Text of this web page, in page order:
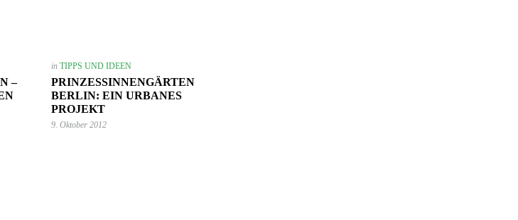
–
in TIPPS UND IDEEN
PRINZESSINNENGÄRTEN
BERLIN: EIN URBANES
PROJEKT
9. Oktober 2012